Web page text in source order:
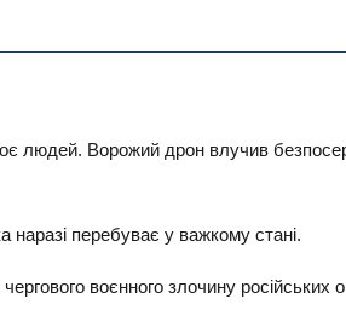
людей. Ворожий дрон влучив
перебуває у важкому стані.
воєнного злочину російських